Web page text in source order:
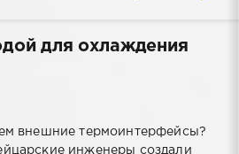
для охлаждения
внешние термоинтерфейсы?
инженеры создали